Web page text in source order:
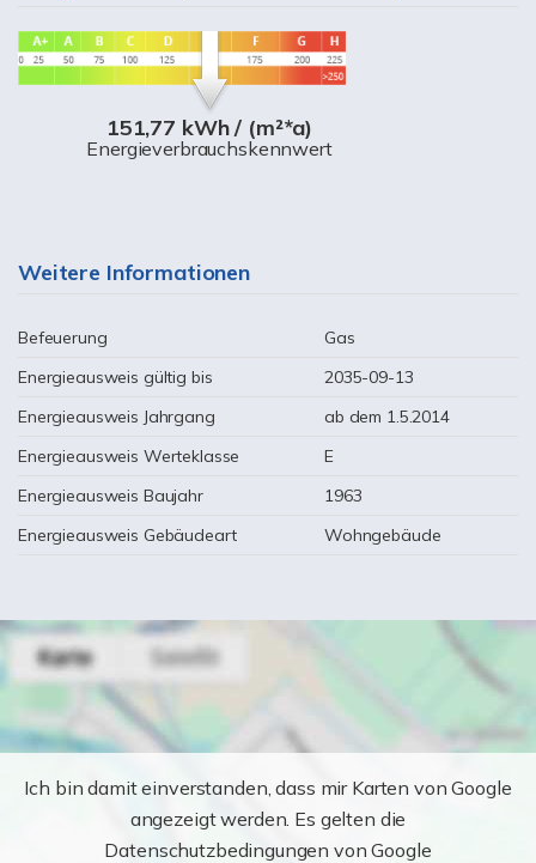
151,77 kWh / (m²*a)
Energieverbrauchskennwert
Weitere Informationen
Befeuerung
Gas
Energieausweis gültig bis
2035-09-13
Energieausweis Jahrgang
ab dem 1.5.2014
Energieausweis Werteklasse
E
Energieausweis Baujahr
1963
Energieausweis Gebäudeart
Wohngebäude
Ich bin damit einverstanden, dass mir Karten von Google
angezeigt werden. Es gelten die
Datenschutzbedingungen von Google